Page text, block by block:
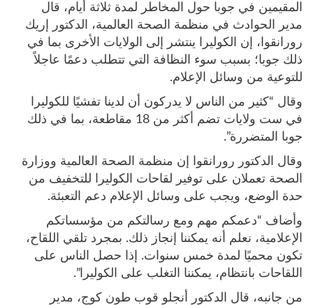
المقيمين في جوبا حول المخاطر لمدة ثلاثة أيام، قال
مدير الحوادث في منظمة الصحة العالمية، الدكتور إريك
رورانقوا، إن الكوليرا ينتشر إلى الولايات الأخرى بما في
ذلك جوبا؛ بسبب سوء النظافة التي تتطلب دعمًا عاجلاً
للتوعية من وسائل الإعلام.
وقال “كثير من الناس لا يدركون أن لدينا تفشيًا للكوليرا
في ست ولايات تضم أكثر من 18 مقاطعة، بما في ذلك
جوبا المتضررة”.
وقال الدكتور رورانقوا إن منظمة الصحة العالمية ووزارة
الصحة تعملان على توفير لقاحات الكوليرا للتخفيف من
حدة الوضع، ويجب على وسائل الإعلام دعم التعبئة.
وأضاف “دعمكم مهم ومع رسالتكم من مؤسساتكم
الإعلامية، نعلم أنه يمكننا إنجاز ذلك. بمجرد تلقي اللقاح،
تكون محميًا لمدة خمس سنوات. إذا حصل الناس على
اللقاحات بانتظام، يمكننا التغلب على الكوليرا”.
من جانبه، قال الدكتور أنجلو قوب طون كوج، مدير